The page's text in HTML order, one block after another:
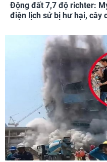
Động đất 7,7 độ richter:
điện lịch sử bị hư hại, cây